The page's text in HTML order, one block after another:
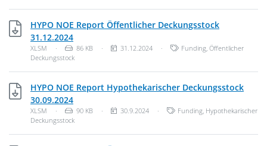
HYPO NOE Report Öffentlicher Deckungsstock
31.12.2024XLSM, 86 KB
Dateityp: Unbekannter Dateityp
XLSM · Dateigröße:
86 KB · Veröffentlichungsdatum:
31.12.2024 · Kategorien:
Funding, Öffentlicher
Deckungsstock
HYPO NOE Report Hypothekarischer Deckungsstock
30.09.2024XLSM, 90 KB
Dateityp: Unbekannter Dateityp
XLSM · Dateigröße:
90 KB · Veröffentlichungsdatum:
30.9.2024 · Kategorien:
Funding, Hypothekarischer
Deckungsstock